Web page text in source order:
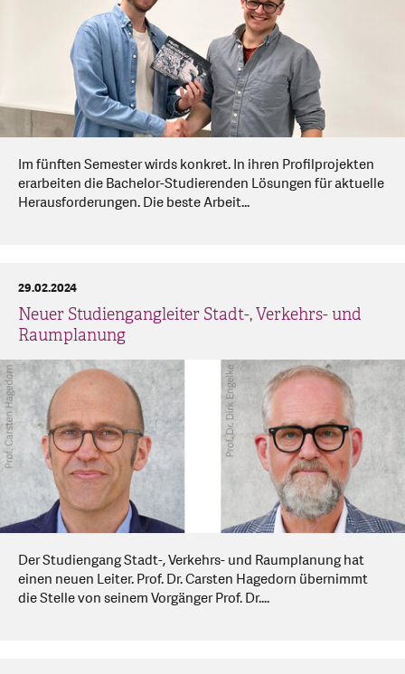
Im fünften Semester wirds konkret. In ihren Profilprojekten
erarbeiten die Bachelor-Studierenden Lösungen für aktuelle
Herausforderungen. Die beste Arbeit...
Neuer Studiengangleiter Stadt-, Verkehrs- und
Raumplanung
29.02.2024
Der Studiengang Stadt-, Verkehrs- und Raumplanung hat
einen neuen Leiter. Prof. Dr. Carsten Hagedorn übernimmt
die Stelle von seinem Vorgänger Prof. Dr....